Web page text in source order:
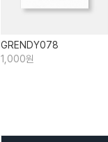
GRENDY078
1,000원